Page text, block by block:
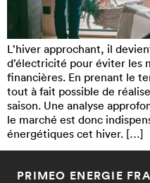
L’hiver approchant, il
d’électricité pour éviter les
financières. En prenant le
tout à fait possible de
saison. Une analyse
le marché est donc
énergétiques cet hiver. […]
PRIMEO ENERGIE